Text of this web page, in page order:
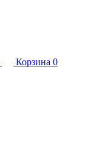
Корзина 0